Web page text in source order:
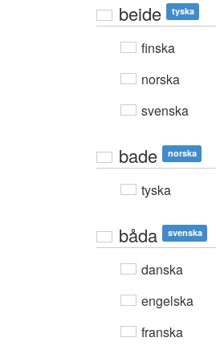
beide tyska
finska
norska
svenska
bade norska
tyska
båda svenska
danska
engelska
franska